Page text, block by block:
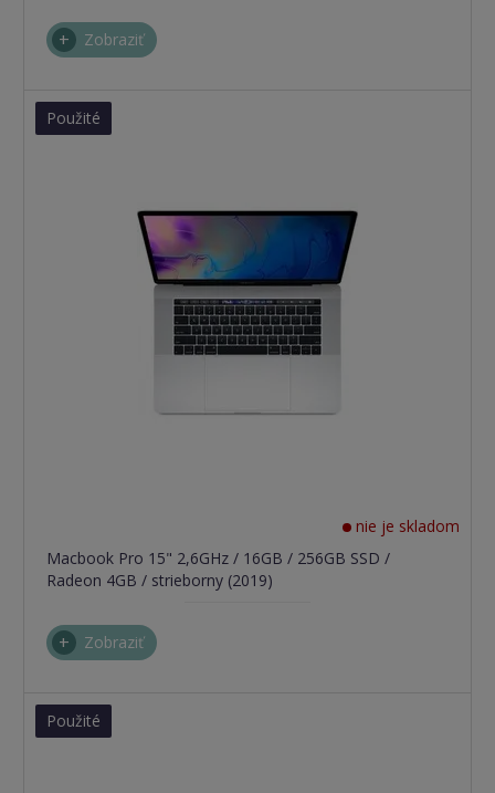
Zobraziť
Použité
nie je skladom
Macbook Pro 15" 2,6GHz / 16GB / 256GB SSD /
Radeon 4GB / strieborny (2019)
Zobraziť
Použité